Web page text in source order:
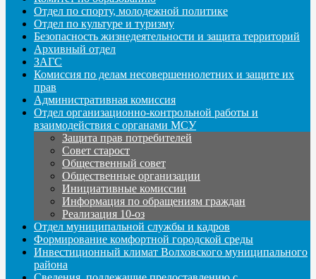
Отдел по спорту, молодежной политике
Отдел по культуре и туризму
Безопасность жизнедеятельности и защита территорий
Архивный отдел
ЗАГС
Комиссия по делам несовершеннолетних и защите их
прав
Административная комиссия
Отдел организационно-контрольной работы и
взаимодействия с органами МСУ
Защита прав потребителей
Совет старост
Общественный совет
Общественные организации
Инициативные комиссии
Информация по обращениям граждан
Реализация 10-оз
Отдел муниципальной службы и кадров
Формирование комфортной городской среды
Инвестиционный климат Волховского муниципального
района